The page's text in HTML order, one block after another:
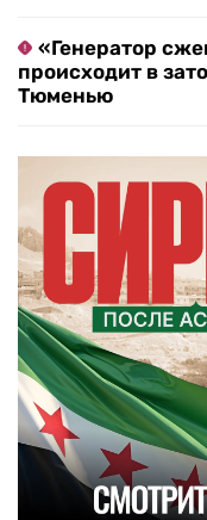
«Генератор
происходит в
Тюменью